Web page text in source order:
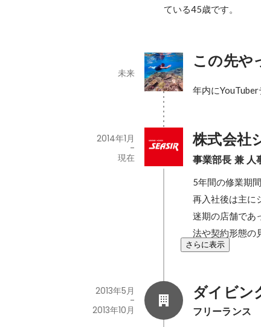
ている45歳です。
この先や
未来
年内にYouTuber
株式会社
事業部長 兼 人
2014年1月
-
現在
5年間の修業期
再入社後は主に
迷期の店舗であ
法や契約形態の
さらに表示
ダイビン
フリーランス
2013年5月
-
2013年10月